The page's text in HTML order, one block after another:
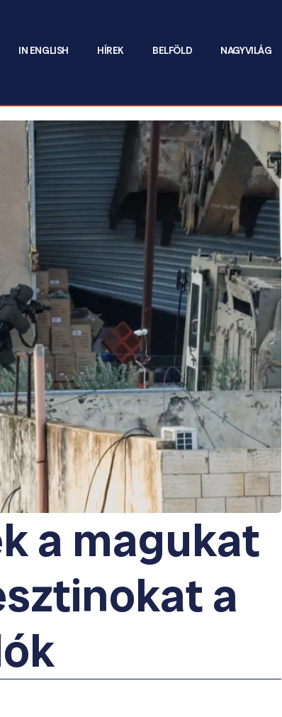
IN ENGLISH HÍREK BELFÖLD NAGYVILÁG
a magukat
a